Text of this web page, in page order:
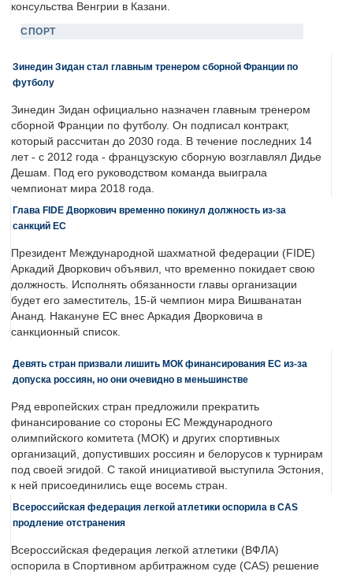
консульства Венгрии в Казани.
СПОРТ
Зинедин Зидан стал главным тренером сборной Франции по
футболу
Зинедин Зидан официально назначен главным тренером
сборной Франции по футболу. Он подписал контракт,
который рассчитан до 2030 года. В течение последних 14
лет - с 2012 года - французскую сборную возглавлял Дидье
Дешам. Под его руководством команда выиграла
чемпионат мира 2018 года.
Глава FIDE Дворкович временно покинул должность из-за
санкций ЕС
Президент Международной шахматной федерации (FIDE)
Аркадий Дворкович объявил, что временно покидает свою
должность. Исполнять обязанности главы организации
будет его заместитель, 15-й чемпион мира Вишванатан
Ананд. Накануне ЕС внес Аркадия Дворковича в
санкционный список.
Девять стран призвали лишить МОК финансирования ЕС из-за
допуска россиян, но они очевидно в меньшинстве
Ряд европейских стран предложили прекратить
финансирование со стороны ЕС Международного
олимпийского комитета (МОК) и других спортивных
организаций, допустивших россиян и белорусов к турнирам
под своей эгидой. С такой инициативой выступила Эстония,
к ней присоединились еще восемь стран.
Всероссийская федерация легкой атлетики оспорила в CAS
продление отстранения
Всероссийская федерация легкой атлетики (ВФЛА)
оспорила в Спортивном арбитражном суде (CAS) решение